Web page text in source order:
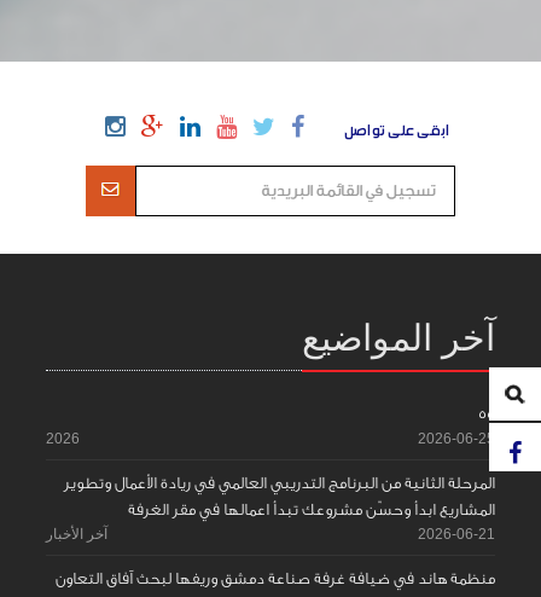
ابقى على تواصل
آخر المواضيع
55
2026-06-25
2026
المرحلة الثانية من البرنامج التدريبي العالمي في ريادة الأعمال وتطوير
المشاريع ابدأ وحسّن مشروعك تبدأ اعمالها في مقر الغرفة
2026-06-21 آخر الأخبار
منظمة هاند في ضيافة غرفة صناعة دمشق وريفها لبحث آفاق التعاون